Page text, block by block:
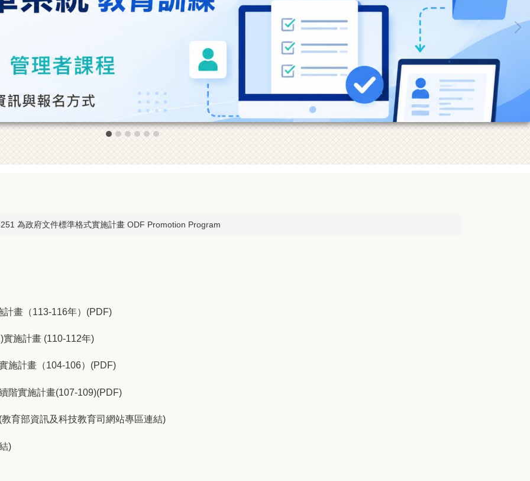
為政府文件標準格式實施計畫 ODF Promotion Program
畫（113-116年）(PDF)
施計畫 (110-112年)
施計畫（104-106）(PDF)
階實施計畫(107-109)(PDF)
育部資訊及科技教育司網站專區連結)
)